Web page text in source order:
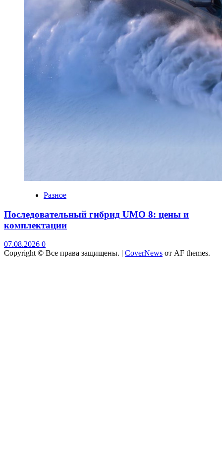
Разное
Последовательный гибрид UMO 8: цены и
комплектации
07.08.2026 0
Copyright © Все права защищены. | CoverNews от AF themes.